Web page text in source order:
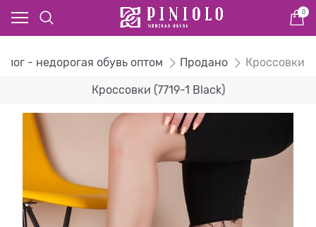
0
- недорогая обувь оптом Продано Кроссовки
Кроссовки (7719-1 Black)